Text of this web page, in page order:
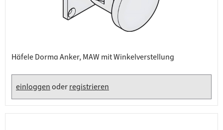
Häfele Dorma Anker, MAW mit Winkelverstellung
einloggenoderregistrieren